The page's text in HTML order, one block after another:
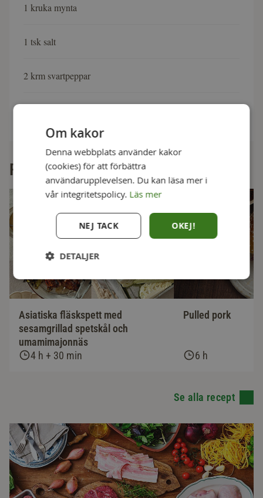
1 kruka mynta
1 tsk salt
2 krm svartpeppar
Fler goda recept
Asiatiska fläskspett med
sesamgrillad spetskål och
umamimajonnäs
4 h + 30 min
Pulled pork
6 h
Se alla recept
Om kakor
Denna webbplats använder kakor
(cookies) för att förbättra
användarupplevelsen. Du kan läsa mer i
vår integritetspolicy. Läs mer
OKEJ!
NEJ TACK
DETALJER